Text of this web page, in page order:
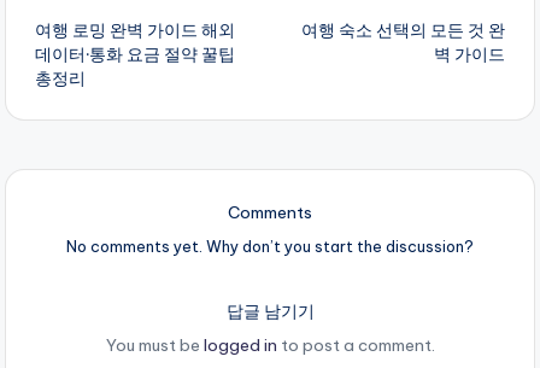
여행 로밍 완벽 가이드 해외
데이터·통화 요금 절약 꿀팁
총정리
여행 숙소 선택의 모든 것 완
벽 가이드
Comments
No comments yet. Why don’t you start the discussion?
답글 남기기
You must be logged in to post a comment.